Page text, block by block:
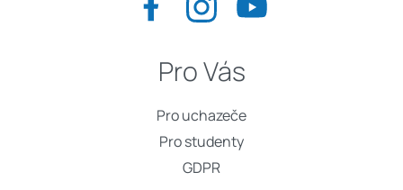
Pro Vás
Pro uchazeče
Pro studenty
GDPR